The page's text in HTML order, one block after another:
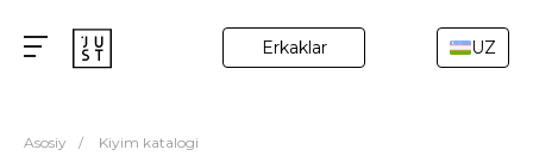
Erkaklar UZ
Asosiy / Kiyim katalogi